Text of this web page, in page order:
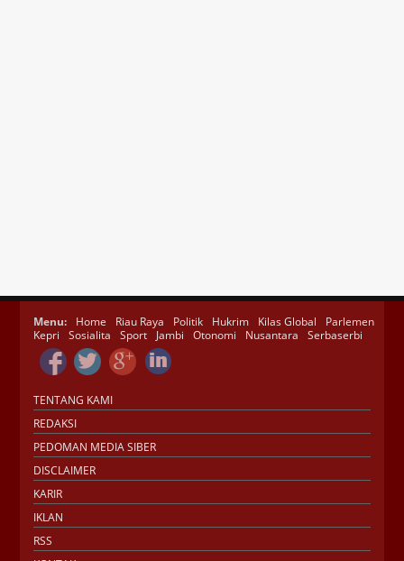
Menu: Home Riau Raya Politik Hukrim Kilas Global
Parlemen
Kepri
Sosialita Sport Jambi Otonomi Nusantara Serbaserbi
TENTANG KAMI
REDAKSI
PEDOMAN MEDIA SIBER
DISCLAIMER
KARIR
IKLAN
RSS